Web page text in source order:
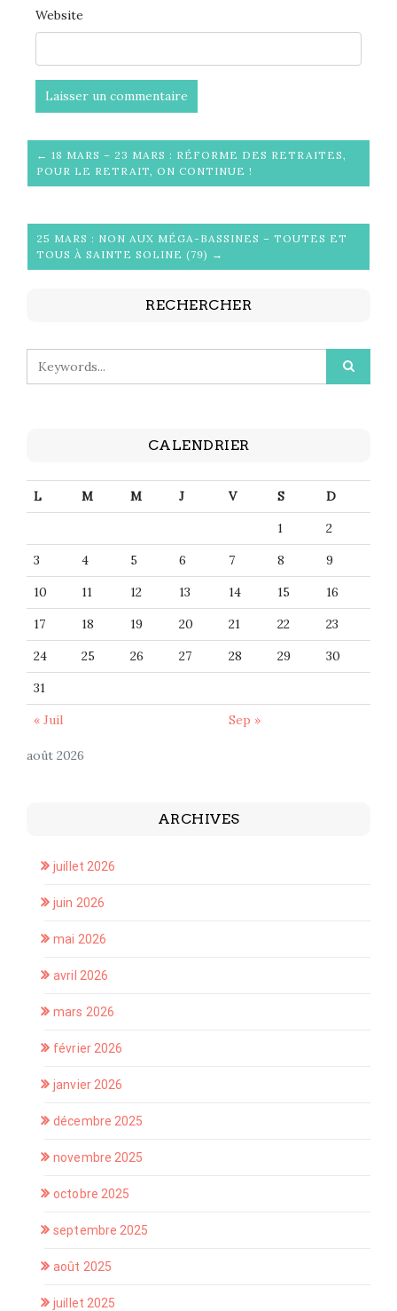
Website
← 18 MARS – 23 MARS : RÉFORME DES RETRAITES,
POUR LE RETRAIT, ON CONTINUE !
25 MARS : NON AUX MÉGA-BASSINES – TOUTES ET
TOUS À SAINTE SOLINE (79) →
RECHERCHER
CALENDRIER
août 2026
L M M J V S
D
1
2
3
4 5 6 7 8
9
10
11 12 13 14 15
16
17
18 19 20 21 22
23
24
25 26 27 28 29
30
31
« Juil
Sep »
ARCHIVES
juillet 2026
juin 2026
mai 2026
avril 2026
mars 2026
février 2026
janvier 2026
décembre 2025
novembre 2025
octobre 2025
septembre 2025
août 2025
juillet 2025